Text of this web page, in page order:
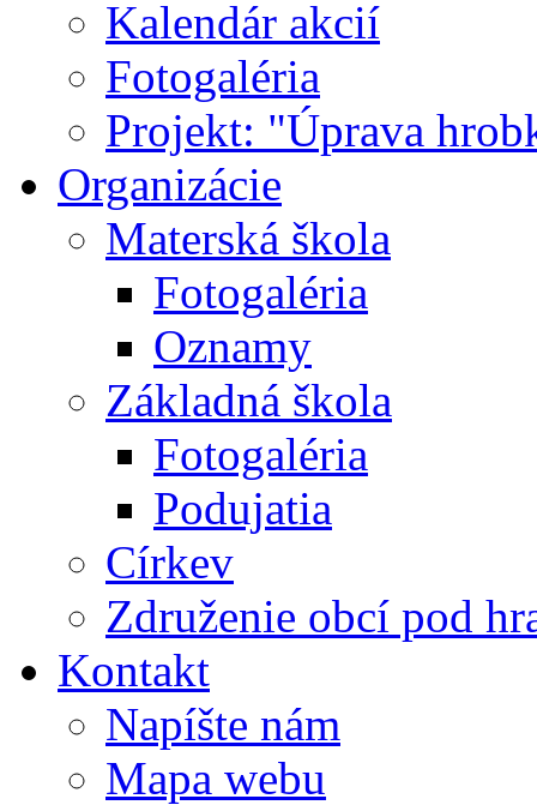
Kalendár akcií
Fotogaléria
Projekt: "Úprava
Organizácie
Materská škola
Fotogaléria
Oznamy
Základná škola
Fotogaléria
Podujatia
Církev
Združenie obcí pod
Kontakt
Napíšte nám
Mapa webu